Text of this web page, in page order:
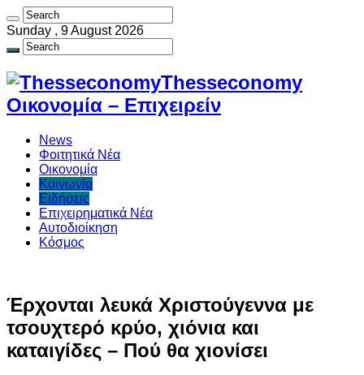
Sunday , 9 August 2026
Thesseconomy
Οικονομία – Επιχειρείν
News
Φοιτητικά Νέα
Οικονομία
Κοινωνία
Ειδήσεις
Επιχειρηματικά Νέα
Αυτοδιοίκηση
Κόσμος
Έρχονται λευκά Χριστούγεννα με
τσουχτερό κρύο, χιόνια και
καταιγίδες – Πού θα χιονίσει